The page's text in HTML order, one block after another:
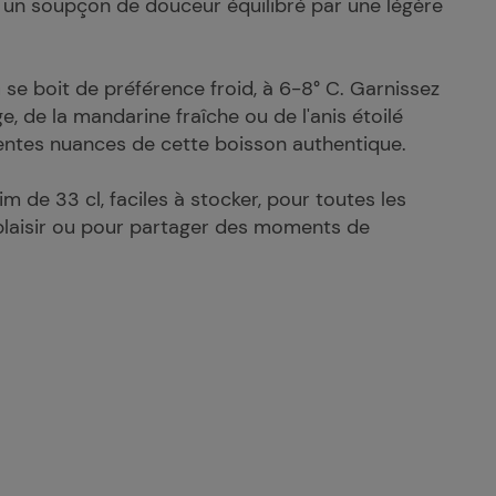
soupçon de douceur équilibré par une légère
boit de préférence froid, à 6-8° C. Garnissez
de la mandarine fraîche ou de l'anis étoilé
nuances de cette boisson authentique.
de 33 cl, faciles à stocker, pour toutes les
ou pour partager des moments de